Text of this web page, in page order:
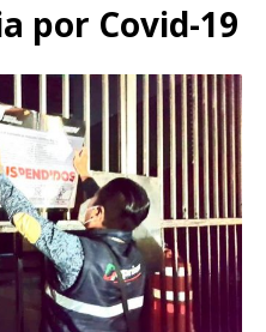
por Covid-19